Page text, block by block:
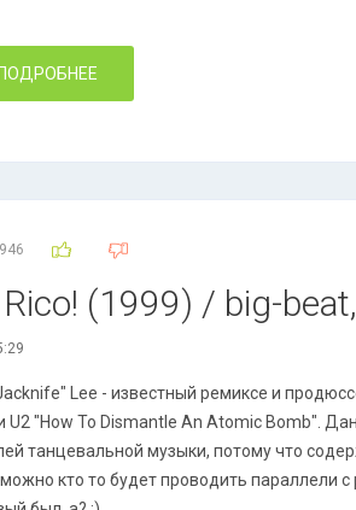
(1999) / big-
Lee - известный ремиксе и
U2 "How To Dismantle An Atomic Bomb".
танцевальной музыки, потому что
кто то будет проводить параллели